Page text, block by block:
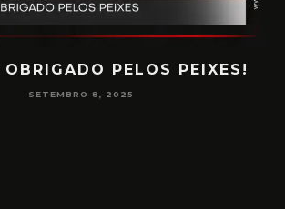
OBRIGADO PELOS PEIXES!
SETEMBRO 8, 2025